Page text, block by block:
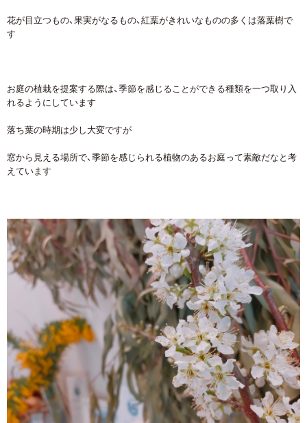
花が目立つもの、果実がなるもの、紅葉がきれいなものの多くは落葉樹で
す
お庭の植栽を提案する際は、季節を感じることができる種類を一つ取り入
れるようにしています
落ち葉の時期は少し大変ですが
窓から見える場所で、季節を感じられる植物のあるお庭って素敵だなと考
えています